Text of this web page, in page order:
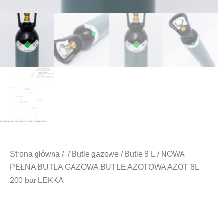
Strona główna / / Butle gazowe / Butle 8 L / NOWA
PEŁNA BUTLA GAZOWA BUTLE AZOTOWA AZOT 8L
200 bar LEKKA